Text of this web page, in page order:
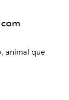
animal que